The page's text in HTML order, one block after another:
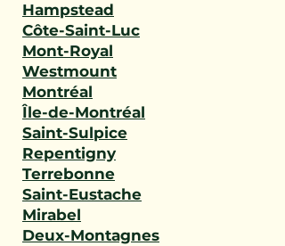
Hampstead
Côte-Saint-Luc
Mont-Royal
Westmount
Montréal
Île-de-Montréal
Saint-Sulpice
Repentigny
Terrebonne
Saint-Eustache
Mirabel
Deux-Montagnes